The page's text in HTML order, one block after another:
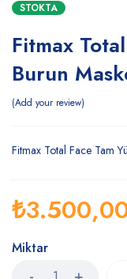
STOKTA
Fitmax
Burun
Add your review
Fitmax Total Face Tam
₺
Miktar